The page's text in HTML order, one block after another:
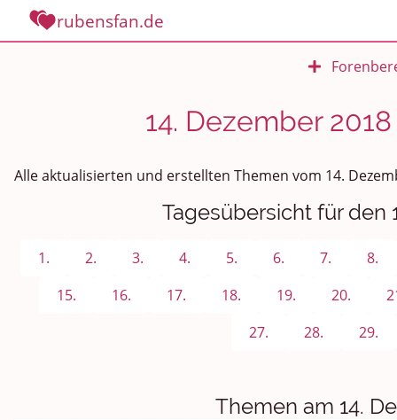
rubensfan.de
14. Dezember
Alle aktualisierten und erstellten Themen vom 14.
Tagesübersicht für den
1. 2. 3. 4. 5. 6. 7.
8.
15.
16. 17. 18. 19. 20.
27.
28. 29.
Themen am 14.